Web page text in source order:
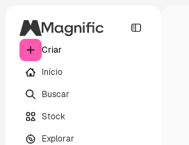
Criar
Início
Buscar
Stock
Explorar